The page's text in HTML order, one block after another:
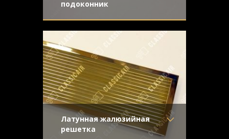
подоконник
Материал- Латунь
Отделка- Старение с
Узор-
Конструкция- Жалюзи
Латунная жалюзийная
решетка